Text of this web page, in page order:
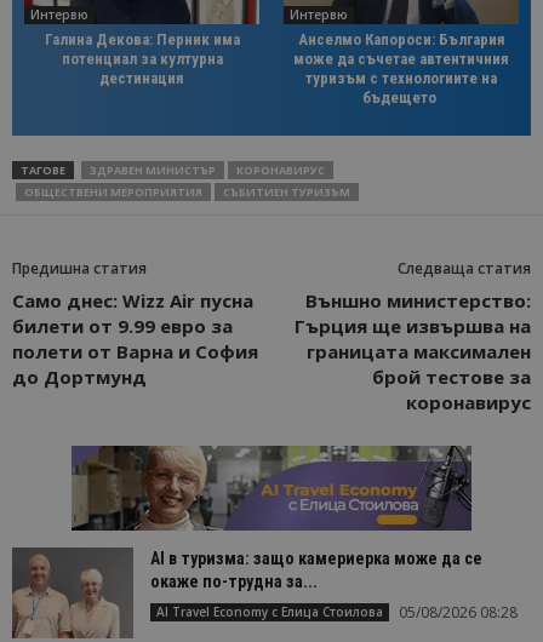
Интервю
Галина Декова: Перник има
потенциал за културна
дестинация
Интервю
Анселмо Капороси: България
може да съчетае автентичния
туризъм с технологиите на
бъдещето
ТАГОВЕ ЗДРАВЕН МИНИСТЪР
КОРОНАВИРУС
ОБЩЕСТВЕНИ МЕРОПРИЯТИЯ
СЪБИТИЕН ТУРИЗЪМ
Предишна статия
Само днес: Wizz Air пусна
билети от 9.99 евро за
полети от Варна и София
до Дортмунд
Следваща статия
Външно министерство:
Гърция ще извършва на
границата максимален
брой тестове за
коронавирус
AI в туризма: защо камериерка може да се
окаже по-трудна за...
AI Travel Economy с Елица Стоилова 05/08/2026 08:28